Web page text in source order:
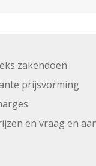
zakendoen
prijsvorming
en vraag en